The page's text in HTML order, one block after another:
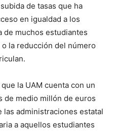
de tasas que ha
en igualdad a los
de muchos estudiantes
la reducción del número
la UAM cuenta con un
de medio millón de euros
administraciones estatal
a aquellos estudiantes